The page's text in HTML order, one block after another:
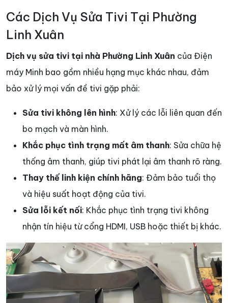
Các Dịch Vụ Sửa Tivi Tại Phường
Linh Xuân
Dịch vụ sửa tivi tại nhà Phường Linh Xuân của Điện
máy Minh bao gồm nhiều hạng mục khác nhau, đảm
bảo xử lý mọi vấn đề tivi gặp phải:
Sửa tivi không lên hình: Xử lý các lỗi liên quan đến
bo mạch và màn hình.
Khắc phục tình trạng mất âm thanh: Sửa chữa hệ
thống âm thanh, giúp tivi phát lại âm thanh rõ ràng.
Thay thế linh kiện chính hãng: Đảm bảo tuổi thọ
và hiệu suất hoạt động của tivi.
Sửa lỗi kết nối: Khắc phục tình trạng tivi không
nhận tín hiệu từ cổng HDMI, USB hoặc thiết bị khác.